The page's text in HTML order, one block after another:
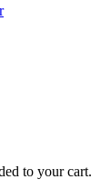
to your cart.